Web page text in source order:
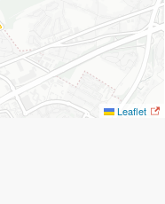
Leaflet